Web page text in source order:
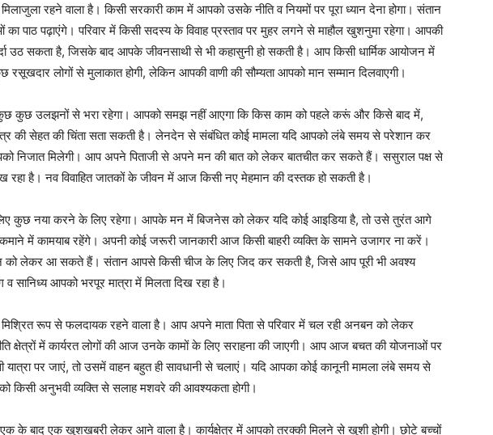
रहने वाला है। किसी सरकारी काम में आपको उसके नीति व नियमों पर पूरा ध्यान देना होगा। संतान
पाठ पढ़ाएंगे। परिवार में किसी सदस्य के विवाह प्रस्ताव पर मुहर लगने से माहौल खुशनुमा रहेगा। आपकी
उठ सकता है, जिसके बाद आपके जीवनसाथी से भी कहासुनी हो सकती है। आप किसी धार्मिक आयोजन में
रसूखदार लोगों से मुलाकात होगी, लेकिन आपकी वाणी की सौम्यता आपको मान सम्मान दिलवाएगी।
कुछ उलझनों से भरा रहेगा। आपको समझ नहीं आएगा कि किस काम को पहले करूं और किसे बाद में,
की सेहत की चिंता सता सकती है। लेनदेन से संबंधित कोई मामला यदि आपको लंबे समय से परेशान कर
निजात मिलेगी। आप अपने पिताजी से अपने मन की बात को लेकर बातचीत कर सकते हैं। ससुराल पक्ष से
रहा है। नव विवाहित जातकों के जीवन में आज किसी नए मेहमान की दस्तक हो सकती है।
कुछ नया करने के लिए रहेगा। आपके मन में बिजनेस को लेकर यदि कोई आइडिया है, तो उसे तुरंत आगे
में कामयाब रहेंगे। अपनी कोई जरूरी जानकारी आज किसी बाहरी व्यक्ति के सामने उजागर ना करें।
को लेकर आ सकते हैं। संतान आपसे किसी चीज के लिए जिद कर सकती है, जिसे आप पूरी भी अवश्य
सानिध्य आपको भरपूर मात्रा में मिलता दिख रहा है।
रूप से फलदायक रहने वाला है। आप अपने माता पिता से परिवार में चल रही अनबन को लेकर
क्षेत्रों में कार्यरत लोगों की आज उनके कामों के लिए सराहना की जाएगी। आप आज बचत की योजनाओं पर
यात्रा पर जाएं, तो उसमें वाहन बहुत ही सावधानी से चलाएं। यदि आपका कोई कानूनी मामला लंबे समय से
अनुभवी व्यक्ति से सलाह मशवरे की आवश्यकता होगी।
के बाद एक खुशखबरी लेकर आने वाला है। कार्यक्षेत्र में आपको तरक्की मिलने से खुशी होगी। छोटे बच्चों